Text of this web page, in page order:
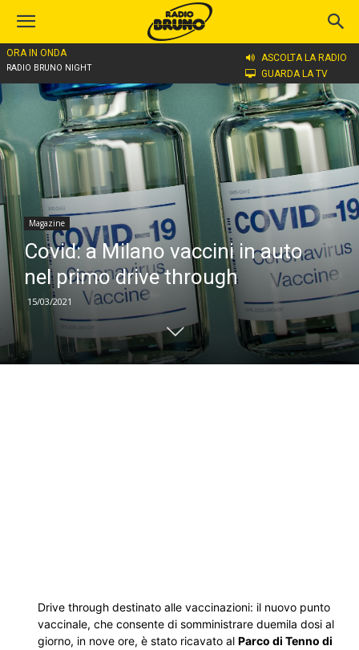
ORA IN ONDA
RADIO BRUNO NIGHT
ASCOLTA LA RADIO
GUARDA LA TV
Home
Magazine
Covid: a Milano vaccini in auto
nel primo drive through
15/03/2021
Drive through destinato alle vaccinazioni: il nuovo punto
vaccinale, che consente di somministrare duemila dosi al
giorno, in nove ore, è stato ricavato al Parco di Tenno di